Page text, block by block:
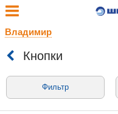
Владимир
Кнопки
Фильтр